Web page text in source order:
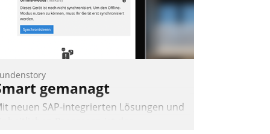
gemanagt
neuen SAP-integrierten Lösungen und